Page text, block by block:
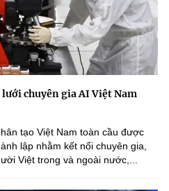
chuyên gia AI Việt Nam
tạo Việt Nam toàn cầu được
lập nhằm kết nối chuyên gia,
Việt trong và ngoài nước,...